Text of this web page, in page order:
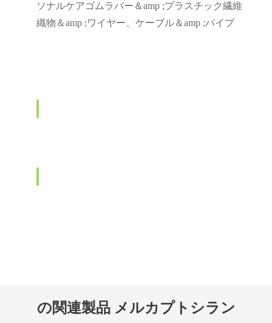
ソナルケアゴムラバー＆amp ;プラスチック繊維
織物＆amp ;ワイヤー、ケーブル＆amp ;パイプ
の関連製品 メルカプトシラン